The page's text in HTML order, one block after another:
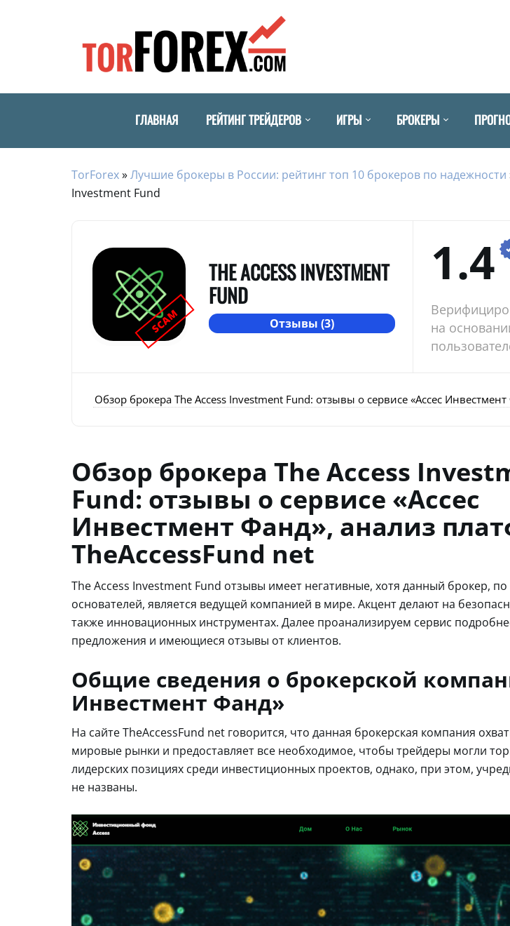
ГЛАВНАЯ РЕЙТИНГ ТРЕЙДЕРОВ ИГРЫ БРОКЕРЫ
TorForex»Лучшие брокеры в России: рейтинг топ 10 брокеров по надежности
Investment Fund
SCAM
THE ACCESS INVESTMENT
FUND
Отзывы (3)
1.4
на
Обзор брокера The Access Investment Fund: отзывы о сервисе «Ассес
Обзор брокера The Access
Fund: отзывы о сервисе «Ассес
Инвестмент Фанд», анализ
TheAccessFund net
The Access Investment Fund отзывы имеет негативные, хотя данный брокер,
основателей, является ведущей компанией в мире. Акцент делают на
также инновационных инструментах. Далее проанализируем сервис
предложения и имеющиеся отзывы от клиентов.
Общие сведения о брокерской
Инвестмент Фанд»
На сайте TheAccessFund net говорится, что данная брокерская компания
мировые рынки и предоставляет все необходимое, чтобы трейдеры могли
лидерских позициях среди инвестиционных проектов, однако, при этом,
не названы.